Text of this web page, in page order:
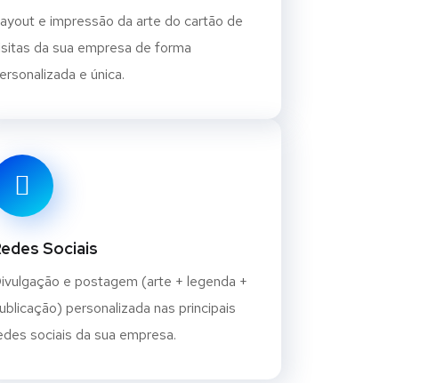
e impressão da arte do cartão de
da sua empresa de forma
e única.
Sociais
e postagem (arte + legenda +
personalizada nas principais
sociais da sua empresa.